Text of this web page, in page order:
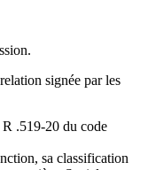
signée par les
.519-20 du code
sa classification